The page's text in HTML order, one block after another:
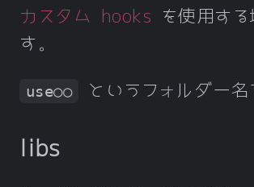
カスタム hooks を使用する
す。
use○○ というフォルダー名
libs